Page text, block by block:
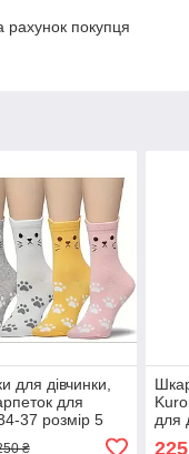
рахунок покупця
для дівчинки,
для
37 розмір 5
₴
для
225